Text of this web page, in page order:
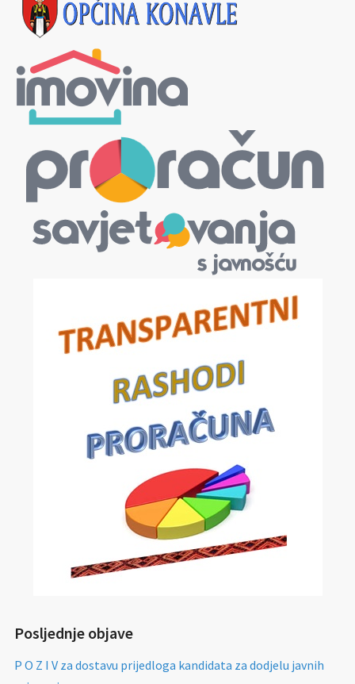
Posljednje objave
P O Z I V za dostavu prijedloga kandidata za dodjelu javnih